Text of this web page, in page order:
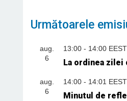
Următoarele
aug.
6
13:00- 14:00 EEST
La ordinea zilei
aug.
6
14:00- 14:01 EEST
Minutul de